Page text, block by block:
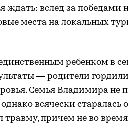
ждать: вслед за победами
места на локальных
ребенком в
— родители
Семья Владимира не
всячески старалась
травму, причем не во